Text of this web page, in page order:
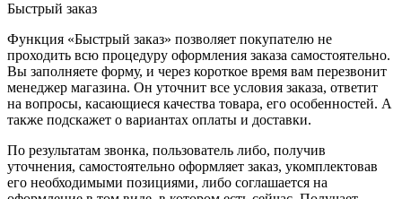
Быстрый заказ
Функция «Быстрый заказ» позволяет покупателю не
проходить всю процедуру оформления заказа самостоятельно.
Вы заполняете форму, и через короткое время вам перезвонит
менеджер магазина. Он уточнит все условия заказа, ответит
на вопросы, касающиеся качества товара, его особенностей. А
также подскажет о вариантах оплаты и доставки.
По результатам звонка, пользователь либо, получив
уточнения, самостоятельно оформляет заказ, укомплектовав
его необходимыми позициями, либо соглашается на